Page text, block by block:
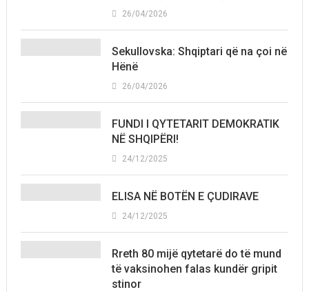
26/04/2026
Sekullovska: Shqiptari që na çoi në
Hënë
26/04/2026
FUNDI I QYTETARIT DEMOKRATIK
NË SHQIPËRI!
24/12/2025
ELISA NË BOTËN E ÇUDIRAVE
24/12/2025
Rreth 80 mijë qytetarë do të mund
të vaksinohen falas kundër gripit
stinor